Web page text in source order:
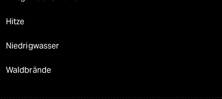
Hitze
Niedrigwasser
Waldbrände